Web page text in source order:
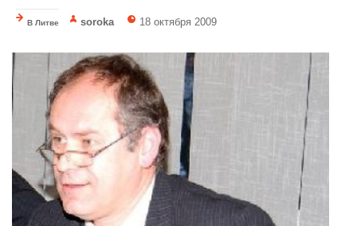
В Литве soroka 18 октября 2009